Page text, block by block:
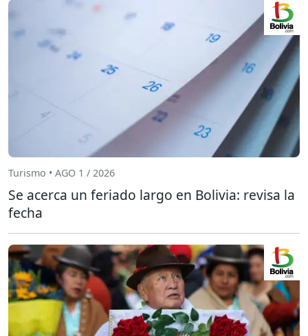
Turismo • AGO 1 / 2026
Se acerca un feriado largo en Bolivia: revisa la
fecha